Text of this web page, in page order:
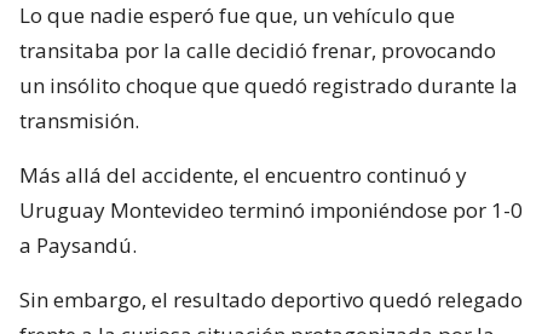
Lo que nadie esperó fue que, un vehículo que
transitaba por la calle decidió frenar, provocando
un insólito choque que quedó registrado durante la
transmisión.
Más allá del accidente, el encuentro continuó y
Uruguay Montevideo terminó imponiéndose por 1-0
a Paysandú.
Sin embargo, el resultado deportivo quedó relegado